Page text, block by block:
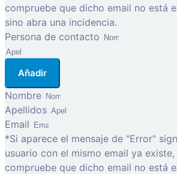
compruebe que dicho email no está
sino abra una incidencia.
Persona de contacto
Añadir
Nombre
Apellidos
Email
*Si aparece el mensaje de "Error"
usuario con el mismo email ya
compruebe que dicho email no está